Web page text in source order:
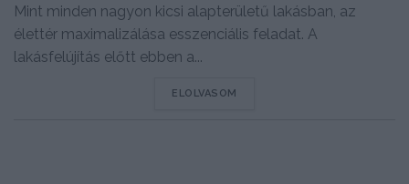
Mint minden nagyon kicsi alapterületű lakásban, az
élettér maximalizálása esszenciális feladat. A
lakásfelújítás előtt ebben a...
ELOLVASOM